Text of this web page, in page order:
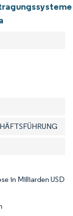
in Milliarden USD